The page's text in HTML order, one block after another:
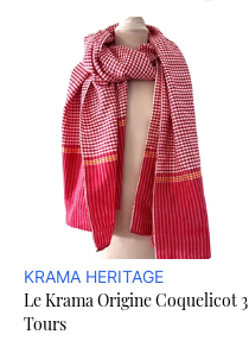
KRAMA HERITAGE
Le Krama Origine Coquelicot 3
Tours